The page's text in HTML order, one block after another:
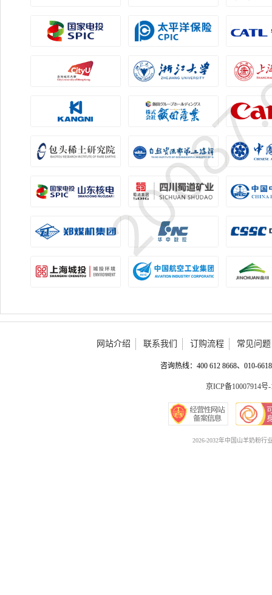
网站介绍 联系我们 订购流程 常见问题
咨询热线：400 612 8668、010-
京ICP备10007914号-
2026-2032年中国山羊奶粉行